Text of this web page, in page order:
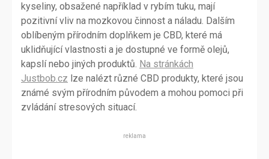
kyseliny, obsažené například v rybím tuku, mají
pozitivní vliv na mozkovou činnost a náladu. Dalším
oblíbeným přírodním doplňkem je CBD, které má
uklidňující vlastnosti a je dostupné ve formě olejů,
kapslí nebo jiných produktů. Na stránkách
Justbob.cz lze nalézt různé CBD produkty, které jsou
známé svým přírodním původem a mohou pomoci při
zvládání stresových situací.
reklama